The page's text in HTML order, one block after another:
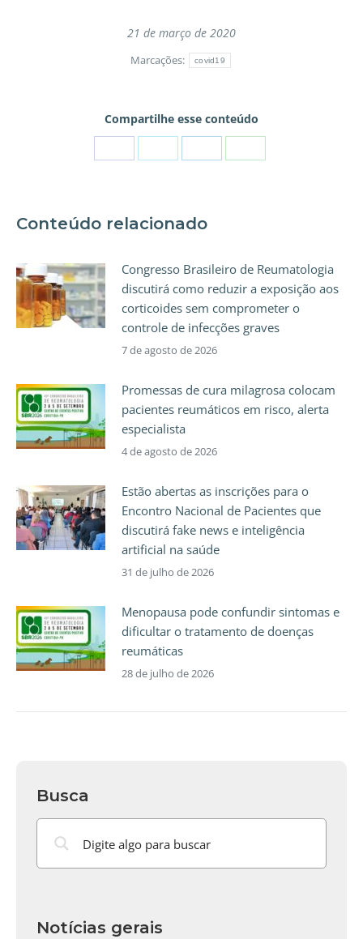
21 de março de 2020
Marcações: covid19
Compartilhe esse conteúdo
Conteúdo relacionado
Congresso Brasileiro de Reumatologia
discutirá como reduzir a exposição aos
corticoides sem comprometer o
controle de infecções graves
7 de agosto de 2026
Promessas de cura milagrosa colocam
pacientes reumáticos em risco, alerta
especialista
4 de agosto de 2026
Estão abertas as inscrições para o
Encontro Nacional de Pacientes que
discutirá fake news e inteligência
artificial na saúde
31 de julho de 2026
Menopausa pode confundir sintomas e
dificultar o tratamento de doenças
reumáticas
28 de julho de 2026
Busca
Notícias gerais